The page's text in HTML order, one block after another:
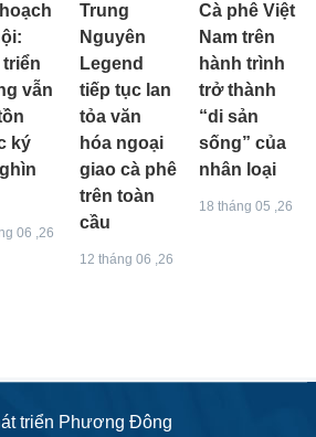
triển
vẫn
ký
06 ,26
Trung
Nguyên
Legend
tiếp tục lan
tỏa văn
hóa ngoại
giao cà phê
trên toàn
cầu
12 tháng 06 ,26
Cà phê Việt
Nam trên
hành trình
trở thành
“di sản
sống” của
nhân loại
18 tháng 05 ,26
triển Phương Đông